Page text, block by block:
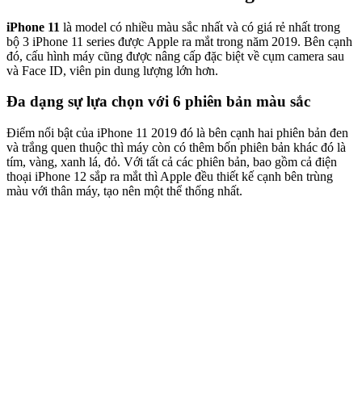
iPhone 11 là model có nhiều màu sắc nhất và có giá rẻ nhất trong
bộ 3 iPhone 11 series được Apple ra mắt trong năm 2019. Bên cạnh
đó, cấu hình máy cũng được nâng cấp đặc biệt về cụm camera sau
và Face ID, viên pin dung lượng lớn hơn.
Đa dạng sự lựa chọn với 6 phiên bản màu sắc
Điểm nổi bật của iPhone 11 2019 đó là bên cạnh hai phiên bản đen
và trắng quen thuộc thì máy còn có thêm bốn phiên bản khác đó là
tím, vàng, xanh lá, đỏ. Với tất cả các phiên bản, bao gồm cả điện
thoại iPhone 12 sắp ra mắt thì Apple đều thiết kế cạnh bên trùng
màu với thân máy, tạo nên một thể thống nhất.